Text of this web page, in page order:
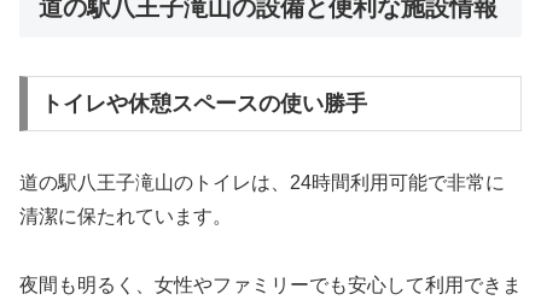
道の駅八王子滝山の設備と便利な施設情報
トイレや休憩スペースの使い勝手
道の駅八王子滝山のトイレは、24時間利用可能で非常に
清潔に保たれています。
夜間も明るく、女性やファミリーでも安心して利用できま